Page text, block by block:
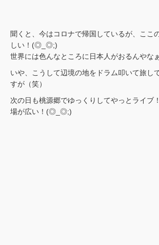
聞くと、今はコロナで帰国しているが、ここ
しい！(◎_◎;)
世界には色んなところに日本人がおるんやな
いや、こうして辺境の地をドラム叩いて旅し
すが（笑）
次の日も桃源郷でゆっくりしてやっとライブ
場が広い！(◎_◎;)